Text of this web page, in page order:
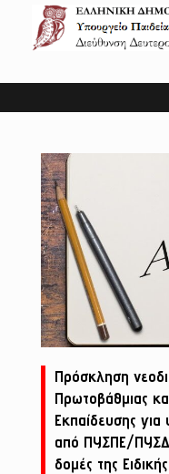
content
Πρόσκληση
Πρωτοβάθμιας
Εκπαίδευσης
από ΠΥΣΠΕ/
δομές της